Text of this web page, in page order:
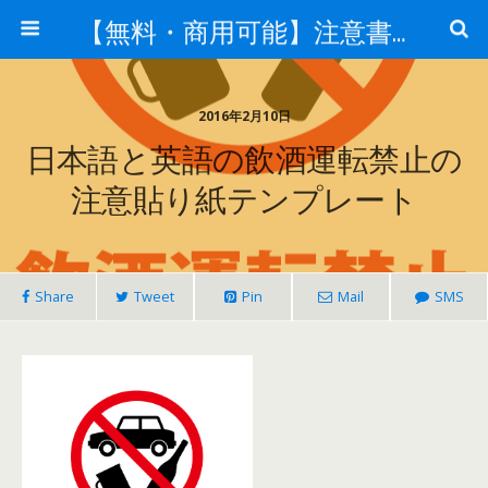
【無料・商用可能】注意書き・張り紙テンプレート【ポスター対応】
2016年2月10日
日本語と英語の飲酒運転禁止の
注意貼り紙テンプレート
Share Tweet Pin Mail SMS